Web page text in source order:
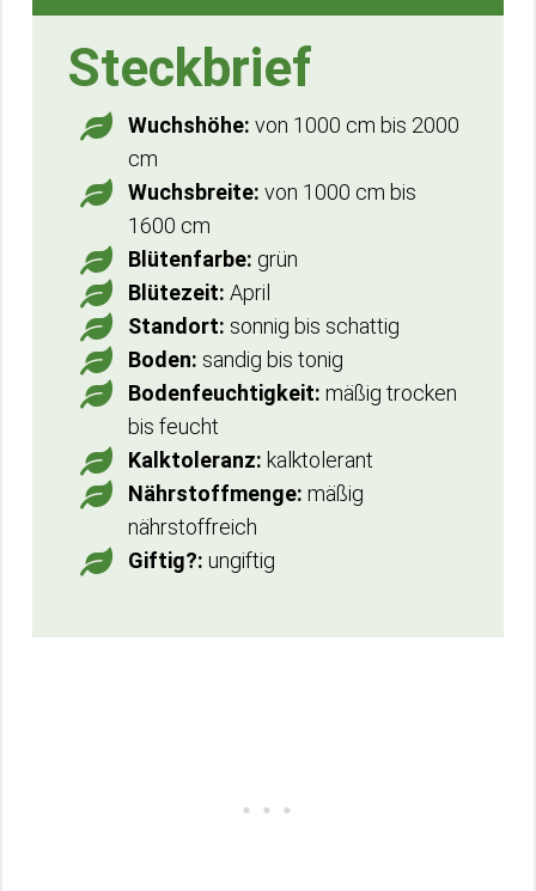
Steckbrief
Wuchshöhe: von 1000 cm bis 2000
cm
Wuchsbreite: von 1000 cm bis
1600 cm
Blütenfarbe: grün
Blütezeit: April
Standort: sonnig bis schattig
Boden: sandig bis tonig
Bodenfeuchtigkeit: mäßig trocken
bis feucht
Kalktoleranz: kalktolerant
Nährstoffmenge: mäßig
nährstoffreich
Giftig?: ungiftig